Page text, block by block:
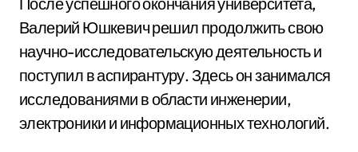
Валерий Юшкевич решил продолжить свою
научно-исследовательскую деятельность и
поступил в аспирантуру. Здесь он занимался
исследованиями в области инженерии,
электроники и информационных технологий.